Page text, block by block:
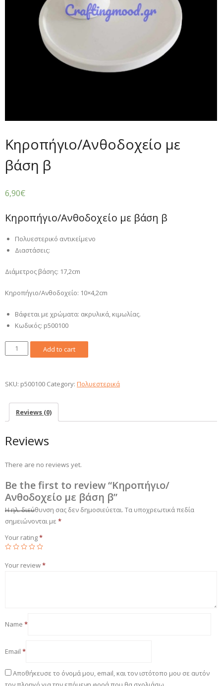
Κηροπήγιο/Ανθοδοχείο με
βάση β
6,90€
Κηροπήγιο/Ανθοδοχείο με βάση β
Πολυεστερικό αντικείμενο
Διαστάσεις:
Διάμετρος βάσης: 17,2cm
Κηροπήγιο/Ανθοδοχείο: 10×4,2cm
Βάφεται με χρώματα: ακρυλικά, κιμωλίας.
Κωδικός: p500100
Κηροπήγιο/
Ανθοδοχείο
βάση
quantity
Add to cart
SKU: p500100 Category: Πολυεστερικά
Reviews (0)
Reviews
There are no reviews yet.
Be the first to review “Κηροπήγιο/
Ανθοδοχείο με βάση β”
Η ηλ. διεύθυνση σας δεν δημοσιεύεται. Τα υποχρεωτικά πεδία
σημειώνονται με *
Your rating*
Your review*
Name *
Email *
Αποθήκευσε το όνομά μου, email, και τον ιστότοπο μου σε αυτόν